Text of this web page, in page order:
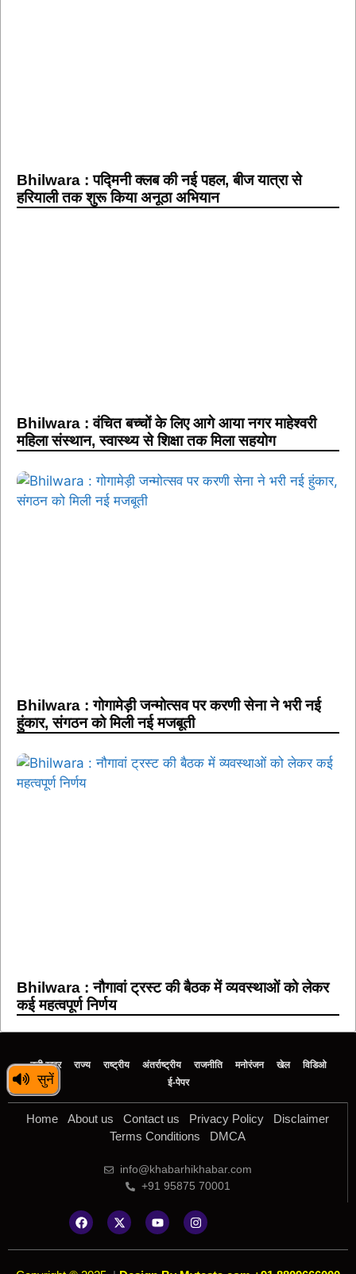
सुनें
Bhilwara : पद्मिनी क्लब की नई पहल, बीज यात्रा से
हरियाली तक शुरू किया अनूठा अभियान
Bhilwara : वंचित बच्चों के लिए आगे आया नगर माहेश्वरी
महिला संस्थान, स्वास्थ्य से शिक्षा तक मिला सहयोग
Bhilwara : गोगामेड़ी जन्मोत्सव पर करणी सेना ने भरी नई
हुंकार, संगठन को मिली नई मजबूती
Bhilwara : नौगावां ट्रस्ट की बैठक में व्यवस्थाओं को लेकर
कई महत्वपूर्ण निर्णय
बड़ी खबर राज्य राष्ट्रीय अंतर्राष्ट्रीय राजनीति मनोरंजन खेल
विडिओ
ई-पेपर
Home About us Contact us Privacy Policy
Disclaimer
Terms Conditions
DMCA
info@khabarhikhabar.com
+91 95875 70001